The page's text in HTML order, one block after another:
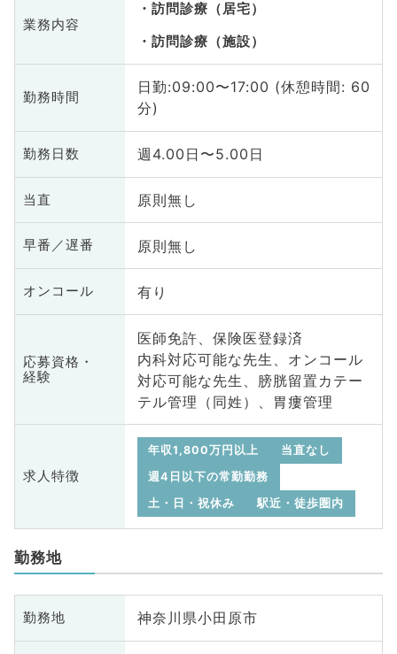
業務内容
訪問診療（居宅）
訪問診療（施設）
勤務時間
日勤:09:00〜17:00 (休憩時間: 60
分)
勤務日数 週4.00日〜5.00日
当直 原則無し
早番／遅番 原則無し
オンコール 有り
応募資格・
経験
医師免許、保険医登録済
内科対応可能な先生、オンコール
対応可能な先生、膀胱留置カテー
テル管理（同姓）、胃瘻管理
求人特徴
年収1,800万円以上
当直なし
週4日以下の常勤勤務
土・日・祝休み
駅近・徒歩圏内
勤務地
勤務地 神奈川県小田原市